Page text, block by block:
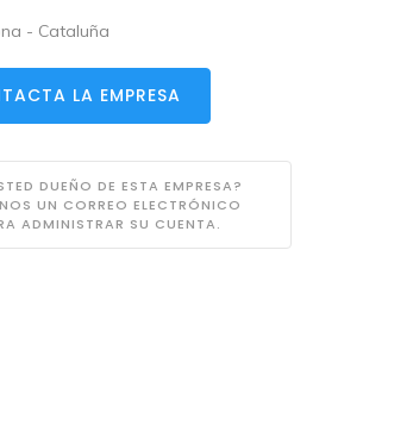
- Cataluña
LA EMPRESA
DUEÑO DE ESTA EMPRESA?
UN CORREO ELECTRÓNICO
ADMINISTRAR SU CUENTA.